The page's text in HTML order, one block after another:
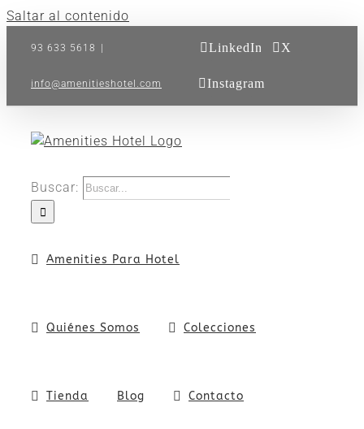
Saltar al contenido
93 633 5618
info@amenitieshotel.com
LinkedIn X
Instagram
Buscar:
Amenities Para Hotel
Quiénes Somos Colecciones
Tienda Blog Contacto